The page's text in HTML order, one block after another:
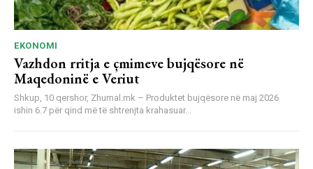
EKONOMI
Vazhdon rritja e çmimeve bujqësore në
Maqedoninë e Veriut
Shkup, 10 qershor, Zhurnal.mk – Produktet bujqësore në maj 2026
ishin 6.7 për qind më të shtrenjta krahasuar...